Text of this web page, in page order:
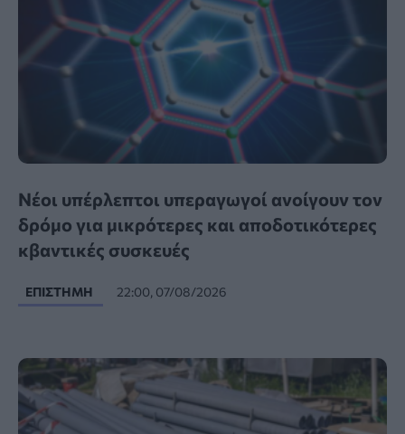
Νέοι υπέρλεπτοι υπεραγωγοί ανοίγουν τον
δρόμο για μικρότερες και αποδοτικότερες
κβαντικές συσκευές
ΕΠΙΣΤΉΜΗ 22:00, 07/08/2026